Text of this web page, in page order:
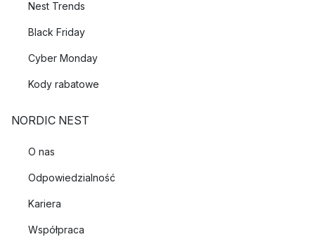
Nest Trends
Black Friday
Cyber Monday
Kody rabatowe
NORDIC NEST
O nas
Odpowiedzialność
Kariera
Współpraca